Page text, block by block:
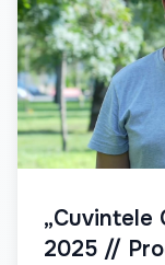
„Cuvintele
2025 //